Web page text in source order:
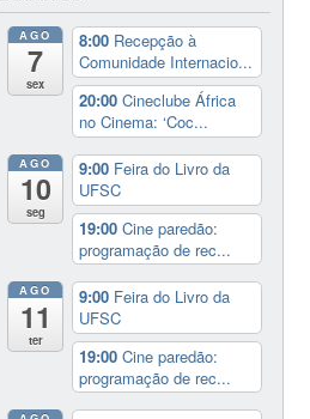
AGO
7
sex
8:00 Recepção à
Comunidade Internacio...
20:00Cineclube África
no Cinema: ‘Coc...
AGO
10
seg
9:00 Feira do Livro da
UFSC
19:00Cine paredão:
programação de rec...
AGO
11
ter
9:00 Feira do Livro da
UFSC
19:00Cine paredão:
programação de rec...